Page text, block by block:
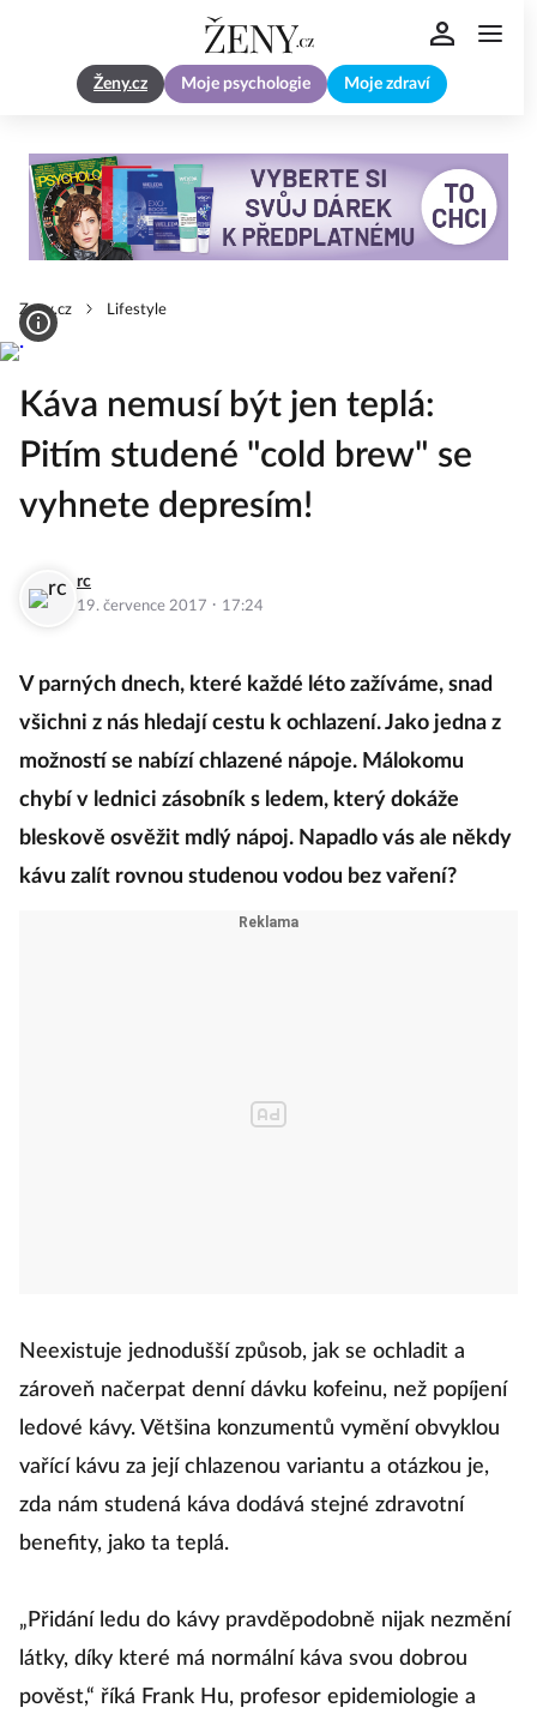
Ženy.cz Moje psychologie Moje zdraví
Zeny.cz Lifestyle
Káva nemusí být jen teplá:
Pitím studené "cold brew" se
vyhnete depresím!
rc
19. července 2017 · 17:24
V parných dnech, které každé léto zažíváme, snad
všichni z nás hledají cestu k ochlazení. Jako jedna z
možností se nabízí chlazené nápoje. Málokomu
chybí v lednici zásobník s ledem, který dokáže
bleskově osvěžit mdlý nápoj. Napadlo vás ale někdy
kávu zalít rovnou studenou vodou bez vaření?
Neexistuje jednodušší způsob, jak se ochladit a
zároveň načerpat denní dávku kofeinu, než popíjení
ledové kávy. Většina konzumentů vymění obvyklou
vařící kávu za její chlazenou variantu a otázkou je,
zda nám studená káva dodává stejné zdravotní
benefity, jako ta teplá.
„Přidání ledu do kávy pravděpodobně nijak nezmění
látky, díky které má normální káva svou dobrou
pověst,“ říká Frank Hu, profesor epidemiologie a